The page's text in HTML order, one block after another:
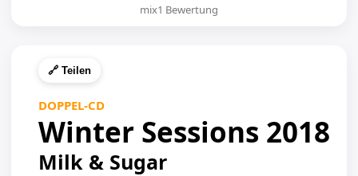
mix1 Bewertung
🔗 Teilen
DOPPEL-CD
Winter Sessions 2018
Milk & Sugar